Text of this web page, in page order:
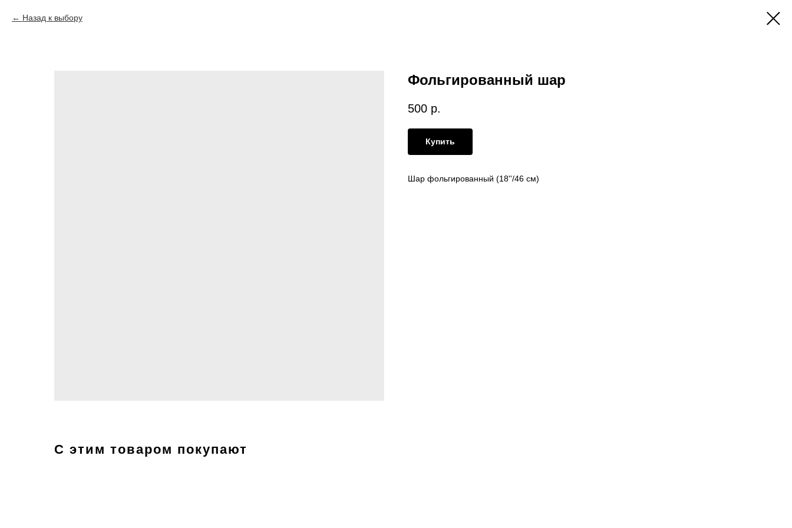
Назад к выбору
Фольгированный шар
500 р.
Купить
Шар фольгированный (18''/46 см)
С этим товаром покупают